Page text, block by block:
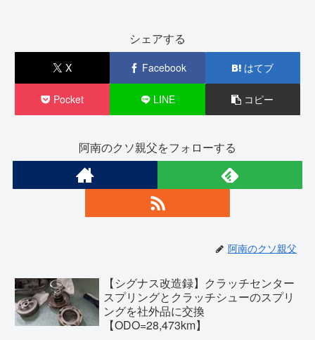
シェアする
X Facebook はてブ
Pocket LINE コピー
阿南のクソ親父をフォローする
阿南のクソ親父
【シグナス改造録】クラッチセンター
スプリングとクラッチシューのスプリ
ングを社外品に交換
【ODO=28,473km】